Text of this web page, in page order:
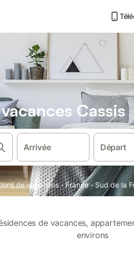
Cassis
Arrivée Départ
de vacances · France · Sud de la
de vacances,
environs